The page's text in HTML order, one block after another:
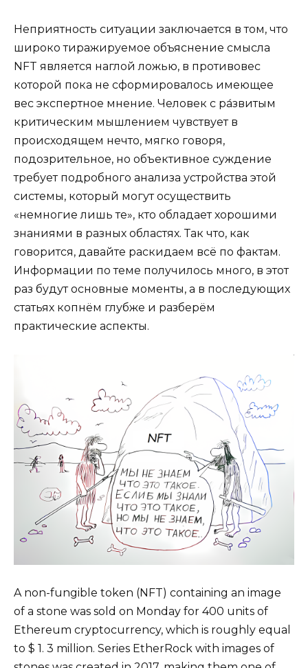
Неприятность ситуации заключается в том, что
широко тиражируемое объяснение смысла
NFT является наглой ложью, в противовес
которой пока не сформировалось имеющее
вес экспертное мнение. Человек с ра́звитым
критическим мышлением чувствует в
происходящем нечто, мягко говоря,
подозрительное, но объективное суждение
требует подробного анализа устройства этой
системы, который могут осуществить
«немногие лишь те», кто обладает хорошими
знаниями в разных областях. Так что, как
говорится, давайте раскидаем всё по фактам.
Информации по теме получилось много, в этот
раз будут основные моменты, а в последующих
статьях копнём глубже и разберём
практические аспекты.
A non-fungible token (NFT) containing an image
of a stone was sold on Monday for 400 units of
Ethereum cryptocurrency, which is roughly equal
to $ 1. 3 million. Series EtherRock with images of